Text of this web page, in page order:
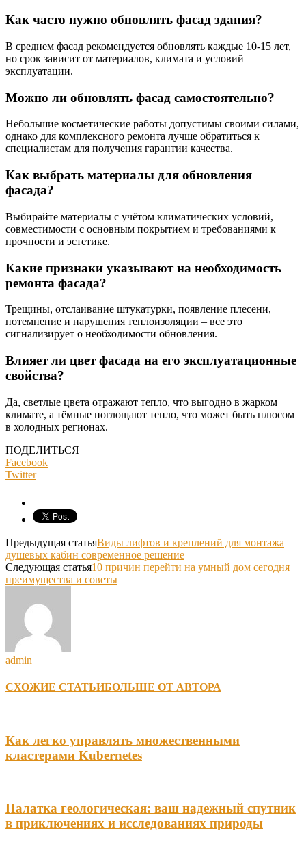
Как часто нужно обновлять фасад здания?
В среднем фасад рекомендуется обновлять каждые 10-15 лет,
но срок зависит от материалов, климата и условий
эксплуатации.
Можно ли обновлять фасад самостоятельно?
Небольшие косметические работы допустимы своими силами,
однако для комплексного ремонта лучше обратиться к
специалистам для получения гарантии качества.
Как выбрать материалы для обновления
фасада?
Выбирайте материалы с учётом климатических условий,
совместимости с основным покрытием и требованиями к
прочности и эстетике.
Какие признаки указывают на необходимость
ремонта фасада?
Трещины, отслаивание штукатурки, появление плесени,
потемнение и нарушения теплоизоляции – все это
сигнализирует о необходимости обновления.
Влияет ли цвет фасада на его эксплуатационные
свойства?
Да, светлые цвета отражают тепло, что выгодно в жарком
климате, а тёмные поглощают тепло, что может быть плюсом
в холодных регионах.
ПОДЕЛИТЬСЯ
Facebook
Twitter
Предыдущая статьяВиды лифтов и креплений для монтажа
душевых кабин современное решение
Следующая статья10 причин перейти на умный дом сегодня
преимущества и советы
admin
СХОЖИЕ СТАТЬИБОЛЬШЕ ОТ АВТОРА
Как легко управлять множественными
кластерами Kubernetes
Палатка геологическая: ваш надежный спутник
в приключениях и исследованиях природы